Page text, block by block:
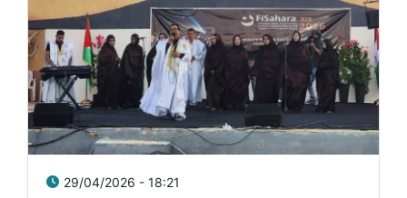
29/04/2026 - 18:21